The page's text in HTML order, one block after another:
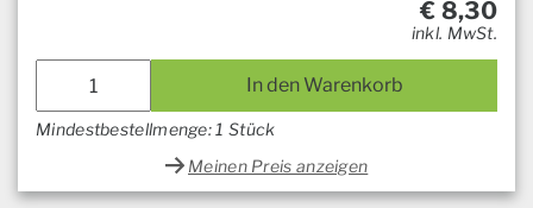
€ 8,30
inkl. MwSt.
In den Warenkorb
Mindestbestellmenge: 1 Stück
Meinen Preis anzeigen